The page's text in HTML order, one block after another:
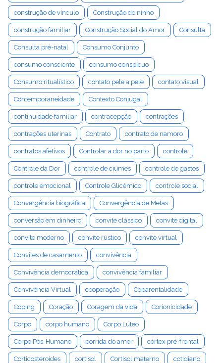
construção de vínculo Construção do ninho
construção familiar Construção Social do Amor Consulta
Consulta pré-natal Consumo Conjunto
consumo consciente consumo conspícuo
Consumo ritualístico contato pele a pele contato visual
Contemporaneidade Contexto Conjugal
continuidade familiar contracepção contrações
contrações uterinas Contrato contrato de namoro
contratos afetivos Controlar a dor no parto controle
Controle da Dor controle de ciúmes controle de gastos
controle emocional Controle Glicêmico controle social
Convergência biográfica Convergência de Metas
conversão em dinheiro convite clássico convite digital
convite moderno convite rústico convite virtual
Convites de casamento convivência
Convivência democrática convivência familiar
Convivência Virtual cooperação Coparentalidade
Coping Coração Coragem da vida Corionicidade
Corpo corpo humano Corpo Lúteo
Corpo Pós-Humano corrida do amor córtex pré-frontal
Corticosteroides cortisol Cortisol materno cotidiano